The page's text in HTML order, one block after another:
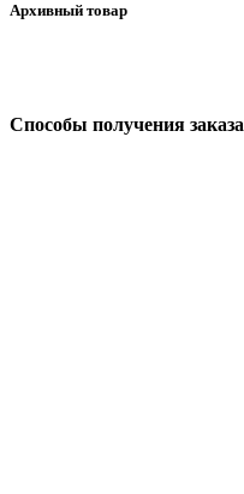
Архивный товар
Способы получения заказа